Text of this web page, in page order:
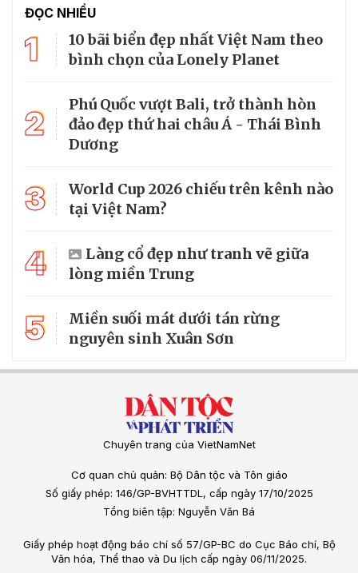
ĐỌC NHIỀU
1
10 bãi biển đẹp nhất Việt Nam theo
bình chọn của Lonely Planet
2
Phú Quốc vượt Bali, trở thành hòn
đảo đẹp thứ hai châu Á - Thái Bình
Dương
3
World Cup 2026 chiếu trên kênh nào
tại Việt Nam?
4
Làng cổ đẹp như tranh vẽ giữa
lòng miền Trung
5
Miền suối mát dưới tán rừng
nguyên sinh Xuân Sơn
Chuyên trang của VietNamNet
Cơ quan chủ quản: Bộ Dân tộc và Tôn giáo
Số giấy phép: 146/GP-BVHTTDL, cấp ngày 17/10/2025
Tổng biên tập: Nguyễn Văn Bá
Giấy phép hoạt động báo chí số 57/GP-BC do Cục Báo chí, Bộ
Văn hóa, Thể thao và Du lịch cấp ngày 06/11/2025.